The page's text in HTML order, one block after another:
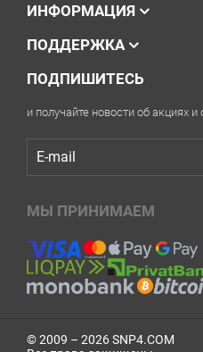
ИНФОРМАЦИЯ
ПОДДЕРЖКА
ПОДПИШИТЕСЬ
и получайте новости об акциях
МЫ ПРИНИМАЕМ
© 2009 – 2026 SNP4.COM